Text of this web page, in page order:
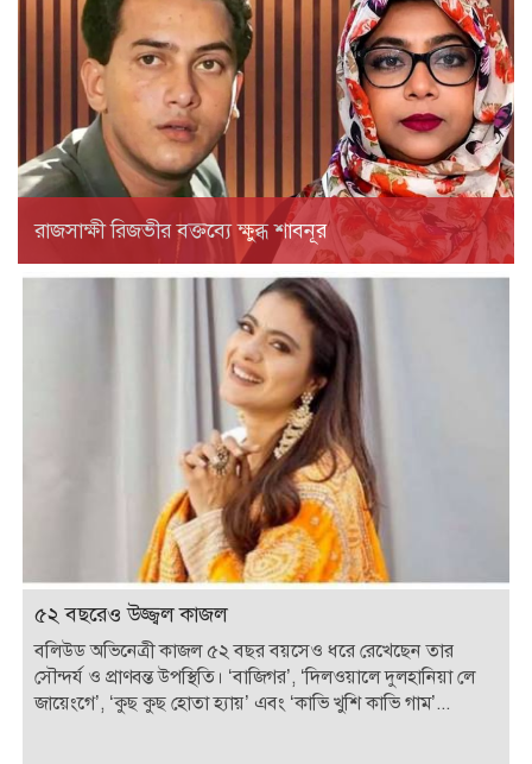
রাজসাক্ষী রিজভীর বক্তব্যে ক্ষুব্ধ শাবনূর
৫২ বছরেও উজ্জ্বল কাজল
বলিউড অভিনেত্রী কাজল ৫২ বছর বয়সেও ধরে রেখেছেন তার
সৌন্দর্য ও প্রাণবন্ত উপস্থিতি। ‘বাজিগর’, ‘দিলওয়ালে দুলহানিয়া লে
জায়েংগে’, ‘কুছ কুছ হোতা হ্যায়’ এবং ‘কাভি খুশি কাভি গাম’...